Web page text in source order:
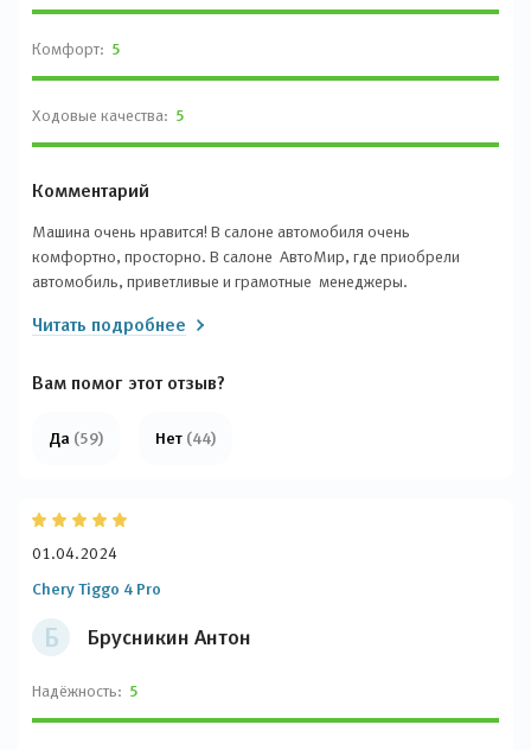
Комфорт: 5
Ходовые качества: 5
Комментарий
Машина очень нравится! В салоне автомобиля очень
комфортно, просторно. В салоне АвтоМир, где приобрели
автомобиль, приветливые и грамотные менеджеры.
Читать подробнее
Вам помог этот отзыв?
Да (59) Нет (44)
Б Брусникин Антон
Chery Tiggo 4 Pro
01.04.2024
Надёжность: 5